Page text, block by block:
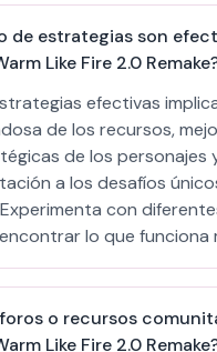
de estrategias son
Like Fire 2.0
efectivas
de los recursos,
de los personajes
a los desafíos
con
lo que funciona
o recursos
Like Fire 2.0